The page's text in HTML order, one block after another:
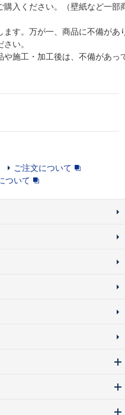
購入ください。（壁紙など一部
す。万が一、商品に不備があ
い。
施工・加工後は、不備があっ
ご注文について
ついて